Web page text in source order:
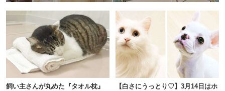
飼い主さんが丸めた『タオル枕』
【白さにうっとり♡】3月14日はホ